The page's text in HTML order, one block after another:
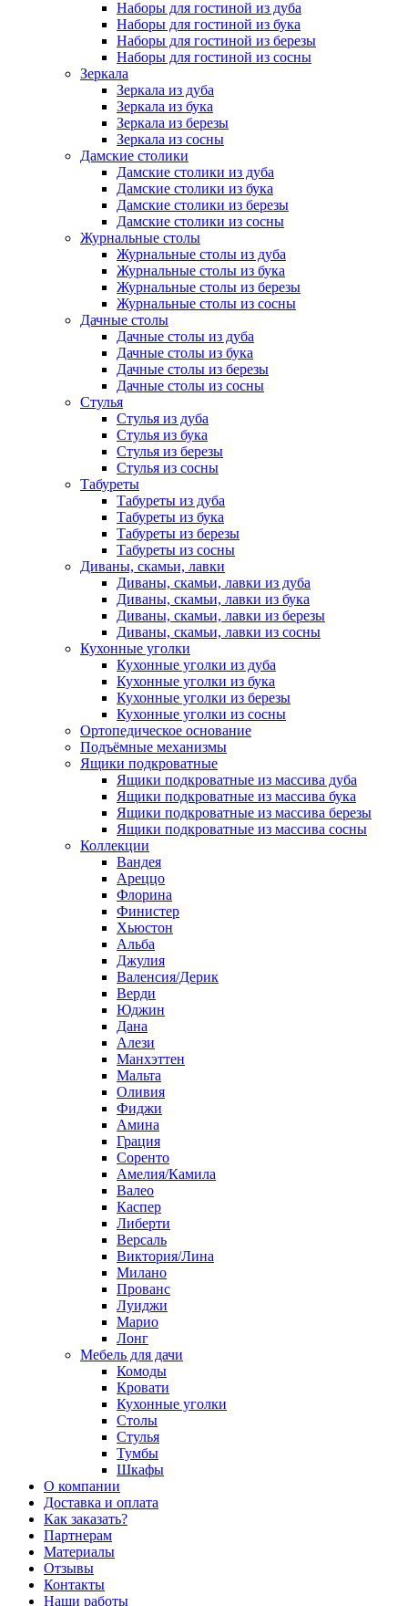
Наборы для гостиной из дуба
Наборы для гостиной из бука
Наборы для гостиной из березы
Наборы для гостиной из сосны
Зеркала
Зеркала из дуба
Зеркала из бука
Зеркала из березы
Зеркала из сосны
Дамские столики
Дамские столики из дуба
Дамские столики из бука
Дамские столики из березы
Дамские столики из сосны
Журнальные столы
Журнальные столы из дуба
Журнальные столы из бука
Журнальные столы из березы
Журнальные столы из сосны
Дачные столы
Дачные столы из дуба
Дачные столы из бука
Дачные столы из березы
Дачные столы из сосны
Стулья
Стулья из дуба
Стулья из бука
Стулья из березы
Стулья из сосны
Табуреты
Табуреты из дуба
Табуреты из бука
Табуреты из березы
Табуреты из сосны
Диваны, скамьи, лавки
Диваны, скамьи, лавки из дуба
Диваны, скамьи, лавки из бука
Диваны, скамьи, лавки из березы
Диваны, скамьи, лавки из сосны
Кухонные уголки
Кухонные уголки из дуба
Кухонные уголки из бука
Кухонные уголки из березы
Кухонные уголки из сосны
Ортопедическое основание
Подъёмные механизмы
Ящики подкроватные
Ящики подкроватные из массива дуба
Ящики подкроватные из массива бука
Ящики подкроватные из массива березы
Ящики подкроватные из массива сосны
Коллекции
Вандея
Ареццо
Флорина
Финистер
Хьюстон
Альба
Джулия
Валенсия/Дерик
Верди
Юджин
Дана
Алези
Манхэттен
Мальта
Оливия
Фиджи
Амина
Грация
Соренто
Амелия/Камила
Валео
Каспер
Либерти
Версаль
Виктория/Лина
Милано
Прованс
Луиджи
Марио
Лонг
Мебель для дачи
Комоды
Кровати
Кухонные уголки
Столы
Стулья
Тумбы
Шкафы
О компании
Доставка и оплата
Как заказать?
Партнерам
Материалы
Отзывы
Контакты
Наши работы